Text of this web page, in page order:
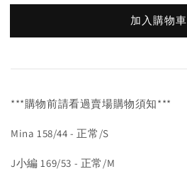
加入購物車
***購物前請看過賣場購物須知***
Mina 158/44 - 正常/S
J小編 169/53 - 正常/M